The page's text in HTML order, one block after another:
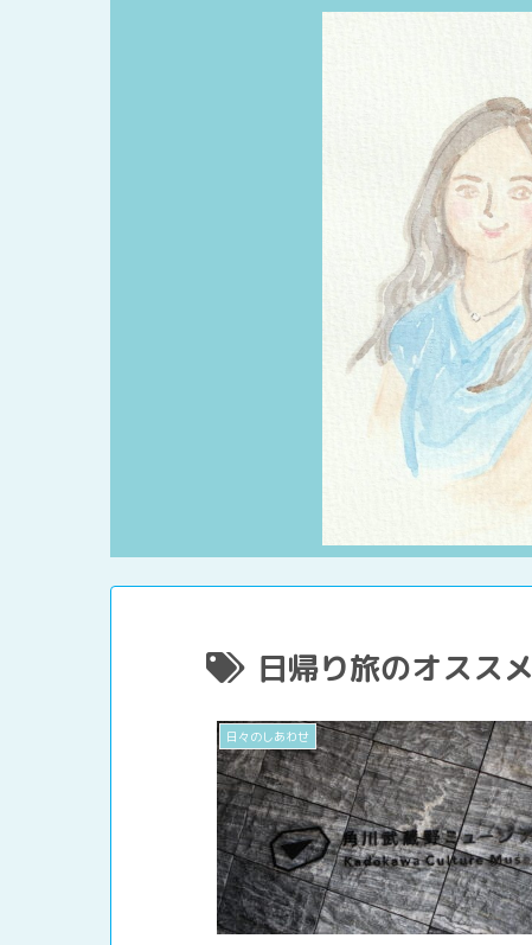
日帰り旅のオススメ
日々のしあわせ